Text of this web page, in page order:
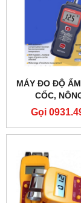
MÁY ĐO ĐỘ
CỐC,
Gọi